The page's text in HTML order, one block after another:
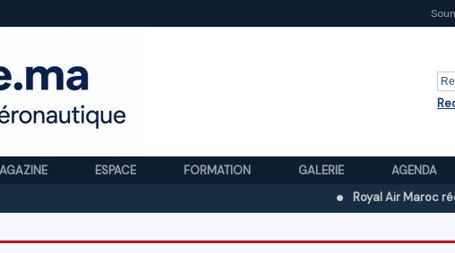
ESPACE FORMATION GALERIE AGENDA
Royal Air Maroc